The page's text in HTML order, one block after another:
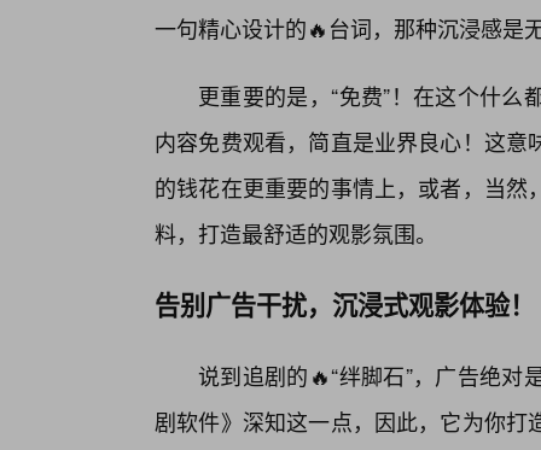
一句精心设计的🔥台词，那种沉浸感是
更重要的是，“免费”！在这个什
内容免费观看，简直是业界良心！这
的钱花在更重要的事情上，或者，当
料，打造最舒适的观影氛围。
告别广告干扰，沉浸式观影体验！
说到追剧的🔥“绊脚石”，广告绝
剧软件》深知这一点，因此，它为你